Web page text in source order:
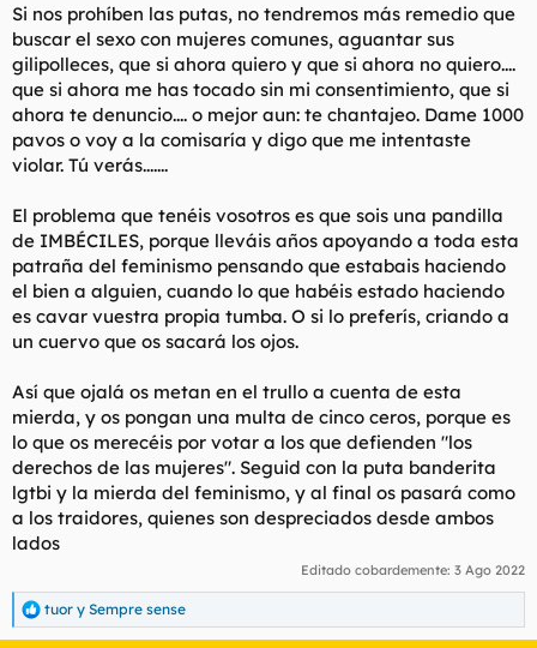
voluntariamente.
Por cierto el diario hace un relato como si el 90% de las putas
ejercieran amenazadas.
No haberlos votao, ahora a joderse
Si nos prohíben las putas, no tendremos más remedio que
buscar el sexo con mujeres comunes, aguantar sus
gilipolleces, que si ahora quiero y que si ahora no quiero....
que si ahora me has tocado sin mi consentimiento, que si
ahora te denuncio.... o mejor aun: te chantajeo. Dame 1000
pavos o voy a la comisaría y digo que me intentaste
violar. Tú verás.......
El problema que tenéis vosotros es que sois una pandilla
de IMBÉCILES, porque lleváis años apoyando a toda esta
patraña del feminismo pensando que estabais haciendo
el bien a alguien, cuando lo que habéis estado haciendo
es cavar vuestra propia tumba. O si lo preferís, criando a
un cuervo que os sacará los ojos.
Así que ojalá os metan en el trullo a cuenta de esta
mierda, y os pongan una multa de cinco ceros, porque es
lo que os merecéis por votar a los que defienden "los
derechos de las mujeres". Seguid con la puta banderita
lgtbi y la mierda del feminismo, y al final os pasará como
a los traidores, quienes son despreciados desde ambos
lados
Editado cobardemente: 3 Ago 2022
R
e
tuor y Sempre sense